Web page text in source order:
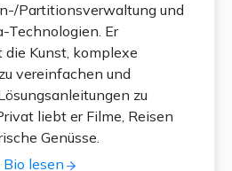
Partitionsverwaltung und
Technologien. Er
die Kunst, komplexe
vereinfachen und
zu
liebt er Filme, Reisen
Genüsse.
lesen